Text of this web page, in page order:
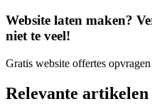
Website laten maken?
niet te veel!
Gratis website offertes opvragen
Relevante artikelen